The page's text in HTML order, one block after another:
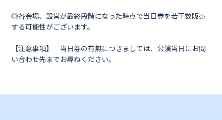
◎各会場、設営が最終段階になった時点で当日券を若干数販売
する可能性がございます。
【注意事項】 当日券の有無につきましては、公演当日にお問
い合わせ先までお尋ねください。